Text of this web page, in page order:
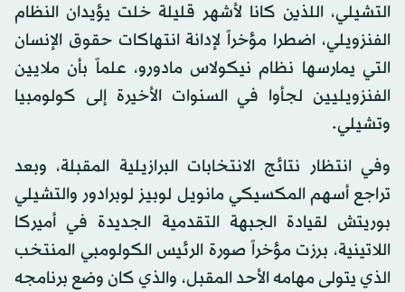
التشيلي، اللذين كانا لأشهر قليلة خلت يؤيدان النظام
الفنزويلي، اضطرا مؤخراً لإدانة انتهاكات حقوق الإنسان
التي يمارسها نظام نيكولاس مادورو، علماً بأن ملايين
الفنزويليين لجأوا في السنوات الأخيرة إلى كولومبيا
وتشيلي.
وفي انتظار نتائج الانتخابات البرازيلية المقبلة، وبعد
تراجع أسهم المكسيكي مانويل لوبيز لوبرادور والتشيلي
بوريتش لقيادة الجبهة التقدمية الجديدة في أميركا
اللاتينية، برزت مؤخراً صورة الرئيس الكولومبي المنتخب
الذي يتولى مهامه الأحد المقبل، والذي كان وضع برنامجه